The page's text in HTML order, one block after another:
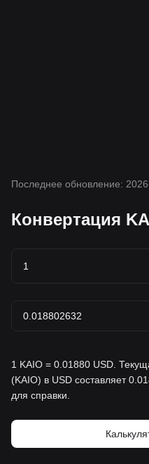
Последнее обновление:
Конвертация
1 KAIO = 0.01880 USD.
(KAIO) в USD составляет
для справки.